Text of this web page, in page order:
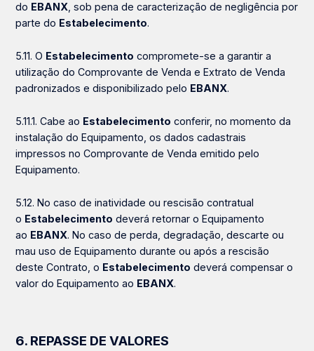
do EBANX , sob pena de caracterização de negligência por
parte do Estabelecimento.
5.11. O Estabelecimento compromete-se a garantir a
utilização do Comprovante de Venda e Extrato de Venda
padronizados e disponibilizado pelo EBANX.
5.11.1. Cabe ao Estabelecimento conferir, no momento da
instalação do Equipamento, os dados cadastrais
impressos no Comprovante de Venda emitido pelo
Equipamento.
5.12. No caso de inatividade ou rescisão contratual
o Estabelecimento deverá retornar o Equipamento
ao EBANX. No caso de perda, degradação, descarte ou
mau uso de Equipamento durante ou após a rescisão
deste Contrato, o Estabelecimento deverá compensar o
valor do Equipamento ao EBANX.
6. REPASSE DE VALORES